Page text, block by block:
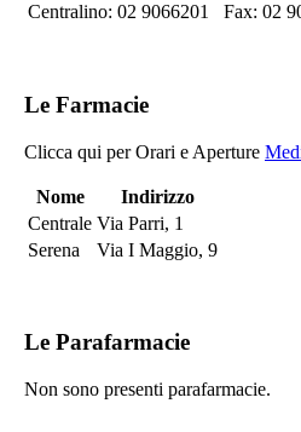
Centralino: 02 9066201
Fax: 02
Le Farmacie
Clicca qui per Orari e Aperture
Nome
Indirizzo
Centrale Via Parri, 1
Serena
Via I Maggio, 9
Le Parafarmacie
Non sono presenti parafarmacie.